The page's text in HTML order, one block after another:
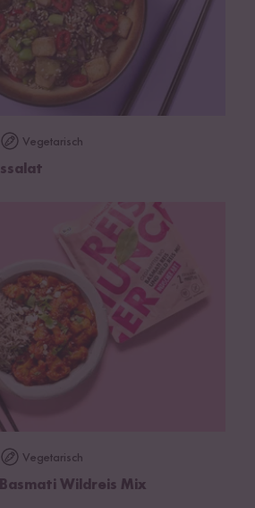
Vegetarisch
Vegetarisch
Wildreis Mix